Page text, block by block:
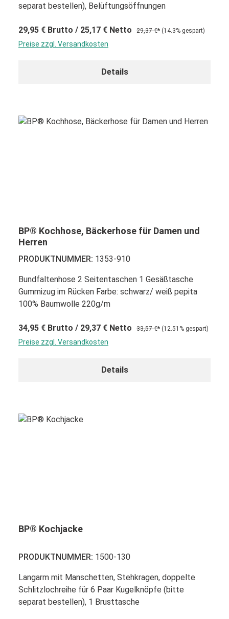
separat bestellen), Belüftungsöffnungen
29,95 € Brutto / 25,17 € Netto 29,37 €* (14.3% gespart)
Preise zzgl. Versandkosten
Details
BP® Kochhose, Bäckerhose für Damen und
Herren
PRODUKTNUMMER: 1353-910
Bundfaltenhose 2 Seitentaschen 1 Gesäßtasche
Gummizug im Rücken Farbe: schwarz/ weiß pepita
100% Baumwolle 220g/m
34,95 € Brutto / 29,37 € Netto 33,57 €* (12.51% gespart)
Preise zzgl. Versandkosten
Details
BP® Kochjacke
PRODUKTNUMMER: 1500-130
Langarm mit Manschetten, Stehkragen, doppelte
Schlitzlochreihe für 6 Paar Kugelknöpfe (bitte
separat bestellen), 1 Brusttasche